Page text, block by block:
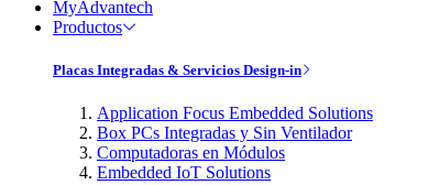
MyAdvantech
Productos
Placas Integradas & Servicios Design-in
Application Focus Embedded Solutions
Box PCs Integradas y Sin Ventilador
Computadoras en Módulos
Embedded IoT Solutions